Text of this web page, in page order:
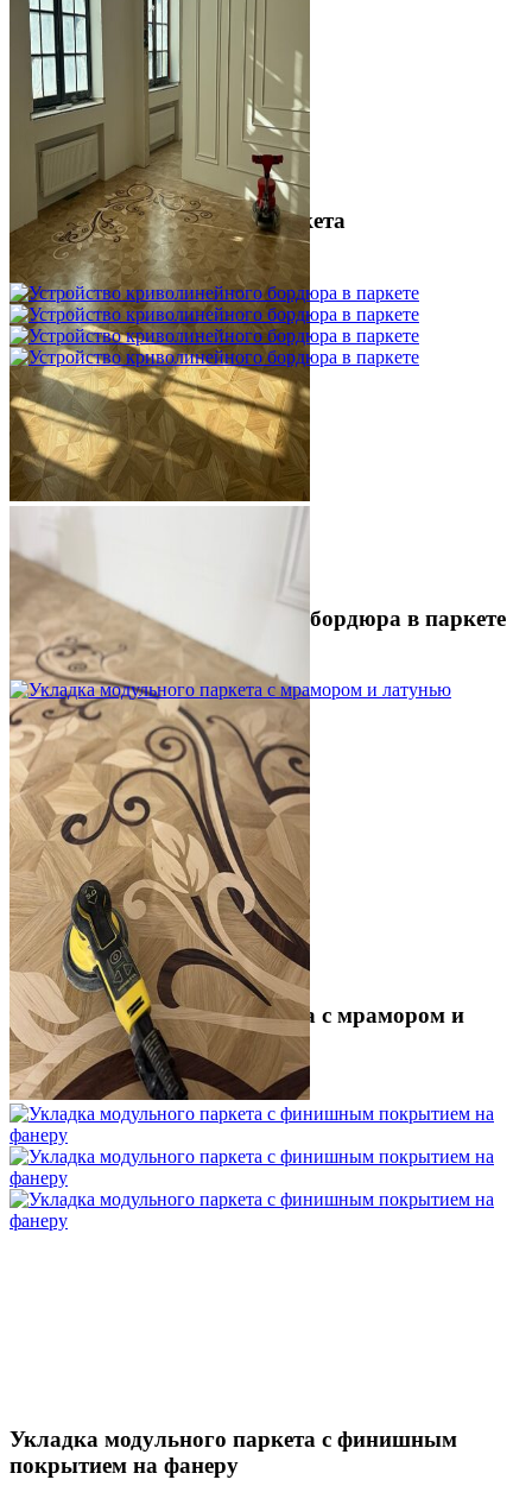
Межслойная шлифовка паркета
1 200 ₽
Устройство криволинейного бордюра в паркете
2 500 ₽
Укладка модульного паркета с мрамором и
латунью
3 500 ₽
Укладка модульного паркета с финишным
покрытием на фанеру